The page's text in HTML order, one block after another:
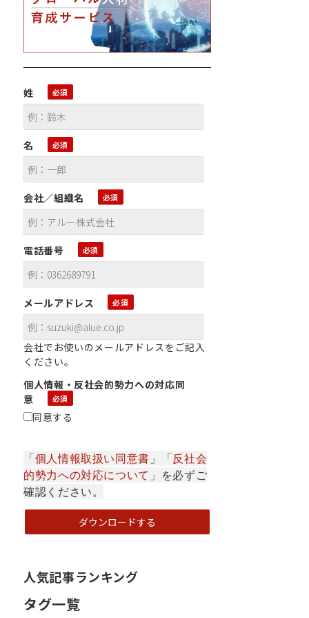
姓
名
会社／組織名
電話番号
メールアドレス
会社でお使いのメールアドレスをご記入
ください。
個人情報・反社会的勢力への対応同
意
同意する
「個人情報取扱い同意書 」「反社会
的勢力への対応について 」を必ずご
確認ください。
人気記事ランキング
タグ一覧